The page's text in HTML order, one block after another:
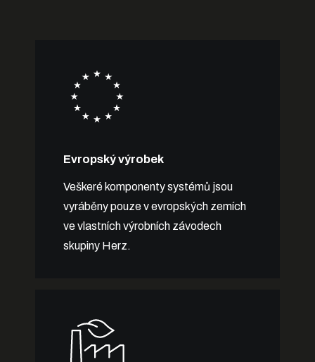
Evropský výrobek
Veškeré komponenty systémů jsou
vyráběny pouze v evropských zemích
ve vlastních výrobních závodech
skupiny Herz.